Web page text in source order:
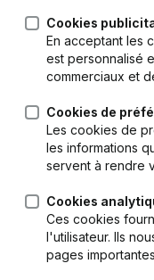
Cookies
En acceptant les
est personnalisé
commerciaux et
Cookies de
Les cookies de
les informations
servent à rendre
Cookies
Ces cookies
l'utilisateur. Ils
pages
Français